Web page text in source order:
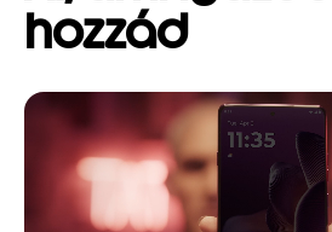
hozzád